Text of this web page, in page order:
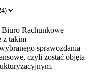
Biuro Rachunkowe
z takim
sprawozdania
czyli zostać objęta